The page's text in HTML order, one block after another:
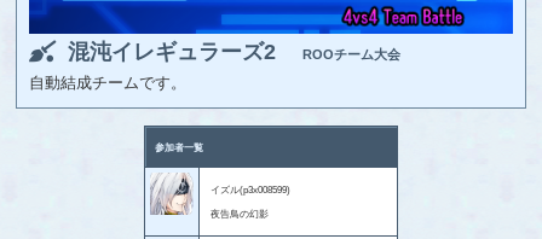
混沌イレギュラーズ2 ROOチーム大会
自動結成チームです。
参加者一覧
イズル(p3x008599)
夜告鳥の幻影